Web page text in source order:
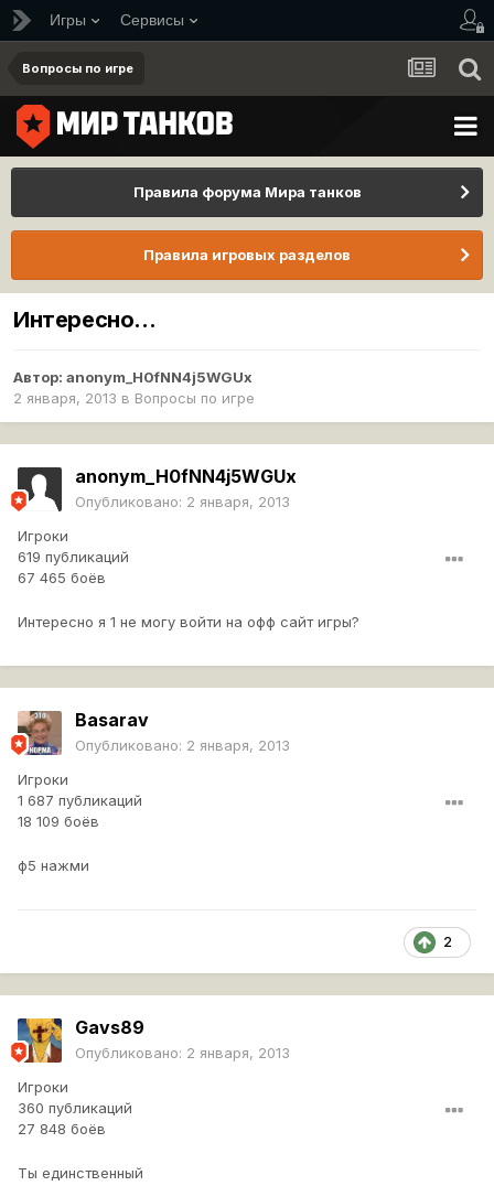
Игры Сервисы
Вопросы по игре
Правила форума Мира танков
Правила игровых разделов
Интересно...
Автор: anonym_H0fNN4j5WGUx
2 января, 2013 в Вопросы по игре
anonym_H0fNN4j5WGUx
Опубликовано: 2 января, 2013
Игроки
619 публикаций
67 465 боёв
Интересно я 1 не могу войти на офф сайт игры?
Basarav
Опубликовано: 2 января, 2013
Игроки
1 687 публикаций
18 109 боёв
ф5 нажми
2
Gavs89
Опубликовано: 2 января, 2013
Игроки
360 публикаций
27 848 боёв
Ты единственный